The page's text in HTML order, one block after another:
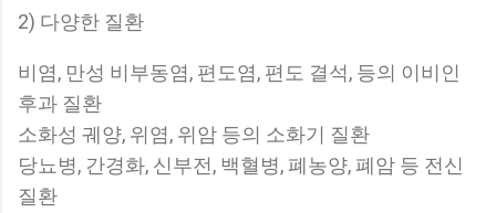
2) 다양한 질환
비염, 만성 비부동염, 편도염, 편도 결석, 등의 이비인
후과 질환
소화성 궤양, 위염, 위암 등의 소화기 질환
당뇨병, 간경화, 신부전, 백혈병, 폐농양, 폐암 등 전신
질환